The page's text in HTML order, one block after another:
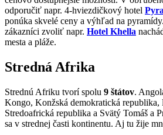
odporučiť napr. 4-hviezdičkový hotel
ponúka skvelé ceny a výhľad na
zákazníci zvoliť napr. Hotel Khella
mesta a pláže.
Stredná Afrika
Strednú Afriku tvorí spolu 9 štátov.
Kongo, Konžská demokratická republika,
Stredoafrická republika a Svätý Tomáš a
sa v strednej časti kontinentu. Aj tu žije